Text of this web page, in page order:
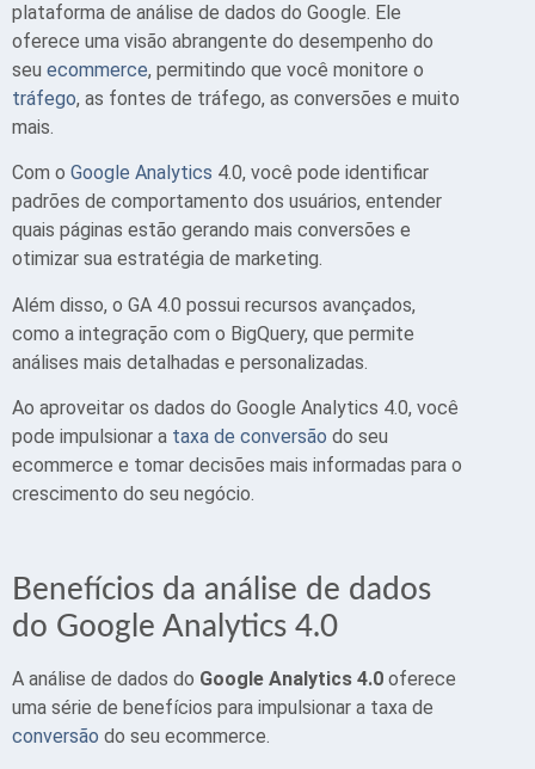
plataforma de análise de dados do Google. Ele
oferece uma visão abrangente do desempenho do
seu ecommerce, permitindo que você monitore o
tráfego, as fontes de tráfego, as conversões e muito
mais.
Com o Google Analytics 4.0, você pode identificar
padrões de comportamento dos usuários, entender
quais páginas estão gerando mais conversões e
otimizar sua estratégia de marketing.
Além disso, o GA 4.0 possui recursos avançados,
como a integração com o BigQuery, que permite
análises mais detalhadas e personalizadas.
Ao aproveitar os dados do Google Analytics 4.0, você
pode impulsionar a taxa de conversão do seu
ecommerce e tomar decisões mais informadas para o
crescimento do seu negócio.
Benefícios da análise de dados
do Google Analytics 4.0
A análise de dados do Google Analytics 4.0 oferece
uma série de benefícios para impulsionar a taxa de
conversão do seu ecommerce.